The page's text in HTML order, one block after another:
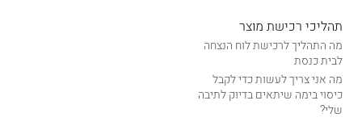
תהליכי רכישת מוצר
מה התהליך לרכישת לוח הנצחה
לבית כנסת
מה אני צריך לעשות כדי לקבל
כיסוי בימה שיתאים בדיוק לתיבה
שלי?